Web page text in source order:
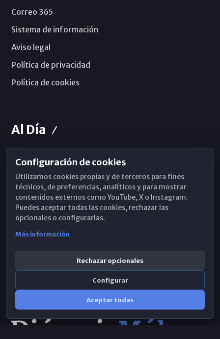
Correo 365
Sistema de información
Aviso legal
Política de privacidad
Política de cookies
Al Día
Horarios de Misa
Hemeroteca
WhatsApp
Configuración de cookies
Utilizamos cookies propias y de terceros para fines
técnicos, de preferencias, analíticos y para mostrar
contenidos externos como YouTube, X o Instagram.
Puedes aceptar todas las cookies, rechazar las
opcionales o configurarlas.
Más información
Rechazar opcionales
Configurar
Aceptar todas